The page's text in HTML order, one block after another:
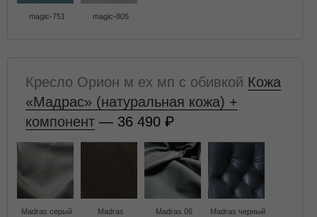
magic-751 magic-805
Кресло Орион м ех мп с обивкой Кожа
«Мадрас» (натуральная кожа) +
компонент — 36 490
Madras серый
Madras
Madras 06
Madras черный